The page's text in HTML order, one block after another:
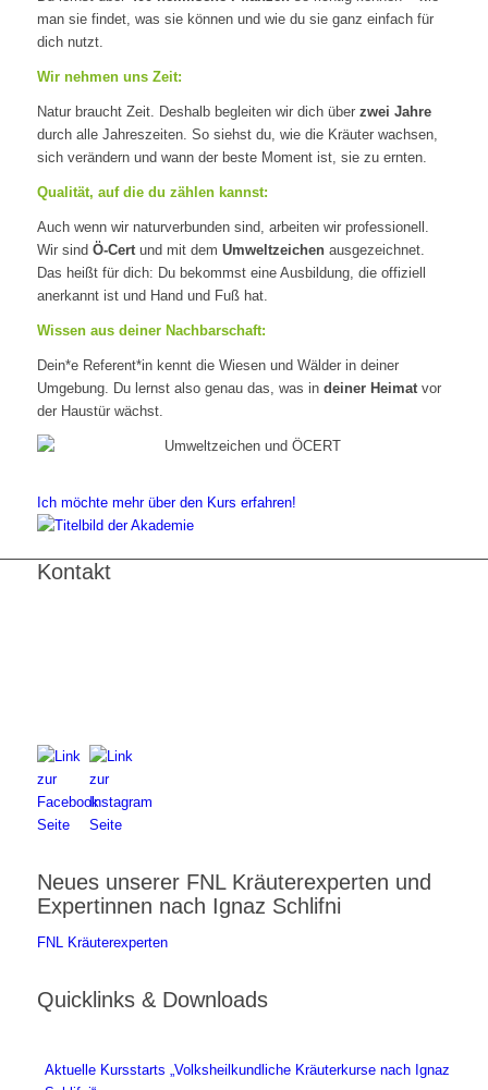
man sie findet, was sie können und wie du sie ganz einfach für
dich nutzt.
Wir nehmen uns Zeit:
Natur braucht Zeit. Deshalb begleiten wir dich über zwei Jahre
durch alle Jahreszeiten. So siehst du, wie die Kräuter wachsen,
sich verändern und wann der beste Moment ist, sie zu ernten.
Qualität, auf die du zählen kannst:
Auch wenn wir naturverbunden sind, arbeiten wir professionell.
Wir sind Ö-Certund mit dem Umweltzeichenausgezeichnet.
Das heißt für dich: Du bekommst eine Ausbildung, die offiziell
anerkannt ist und Hand und Fuß hat.
Wissen aus deiner Nachbarschaft:
Dein*e Referent*in kennt die Wiesen und Wälder in deiner
Umgebung. Du lernst also genau das, was in deiner Heimatvor
der Haustür wächst.
Ich möchte mehr über den Kurs erfahren!
Kontakt
Neues unserer FNL Kräuterexperten und
Expertinnen nach Ignaz Schlifni
FNL Kräuterexperten
Quicklinks & Downloads
Aktuelle Kursstarts „Volksheilkundliche Kräuterkurse nach Ignaz